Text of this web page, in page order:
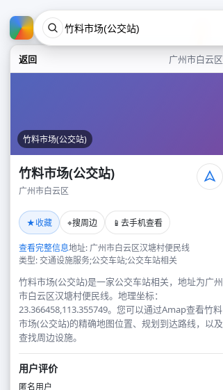
返回 广州市白云区
竹料市场(公交站)
竹料市场(公交站)
广州市白云区
★收藏 ⌖搜周边 📱 去手机查看
查看完整信息地址: 广州市白云区汉塘村便民线
类型: 交通设施服务;公交车站;公交车站相关
竹料市场(公交站)是一家公交车站相关，地址为广州
市白云区汉塘村便民线。地理坐标：
23.366458,113.355749。您可以通过Amap查看竹料
市场(公交站)的精确地图位置、规划到达路线，以及
查找周边设施。
用户评价
匿名用户